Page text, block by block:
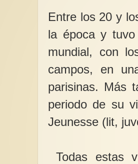
Entre los 20 y
la época y
mundial, con
campos, en
parisinas. Más
periodo de su
Jeunesse (lit,
Todas estas